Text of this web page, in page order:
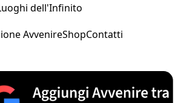
dell'Infinito
AvvenireShopContatti